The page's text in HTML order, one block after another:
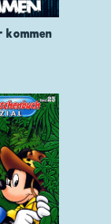
kommen